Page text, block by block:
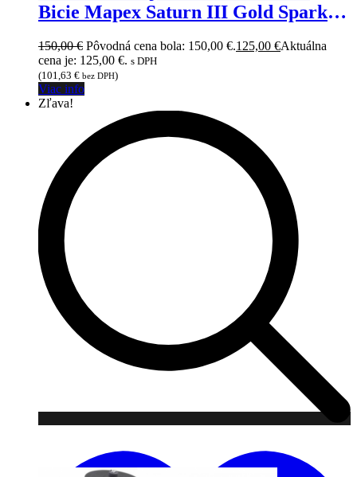
Bicie Mapex Saturn III Gold Sparkle-
150,00€ Pôvodná cena bola: 150,00 €.125,00 €Aktuálna
cena je: 125,00 €. s DPH
(101,63 € bez DPH)
Viac info
Zľava!